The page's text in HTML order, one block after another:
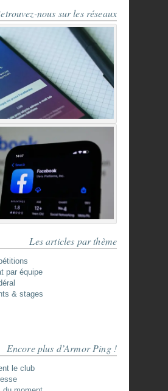
nous sur les réseaux
Les articles par thème
par équipe
& stages
Encore plus d’Armor Ping !
le club